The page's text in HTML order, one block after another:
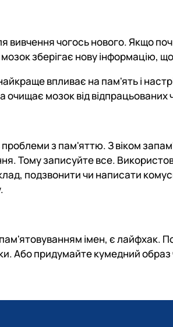
вивчення чогось нового. Якщо
зберігає нову інформацію,
впливає на пам'ять і
очищає мозок від відпрацьованих
проблеми з пам'яттю. З віком
Тому записуйте все.
подзвонити чи написати
імен, є лайфхак.
Або придумайте кумедний образ